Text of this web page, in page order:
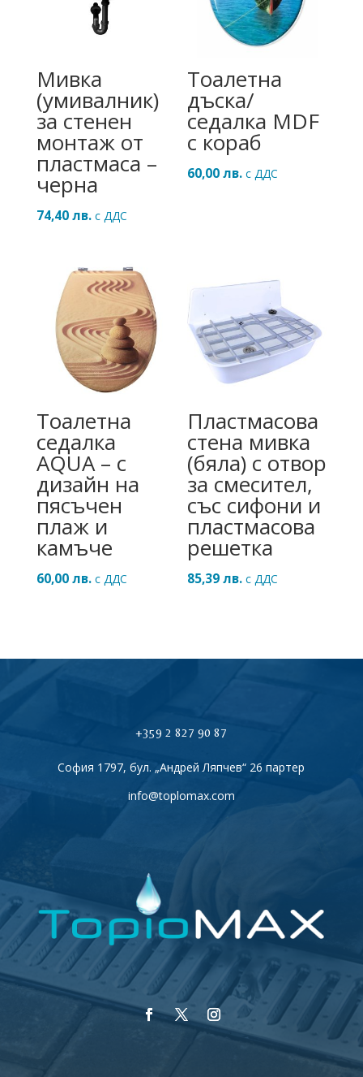
Мивка
(умивалник)
за стенен
монтаж от
пластмаса –
черна
74,40лв. с ДДС
Тоалетна
дъска/
седалка MDF
с кораб
60,00лв. с ДДС
Тоалетна
седалка
AQUA – с
дизайн на
пясъчен
плаж и
камъче
60,00лв. с ДДС
Пластмасова
стена мивка
(бяла) с отвор
за смесител,
със сифони и
пластмасова
решетка
85,39лв. с ДДС
+359 2 827 90 87
София 1797, бул. „Андрей Ляпчев“ 26 партер
info@toplomax.com